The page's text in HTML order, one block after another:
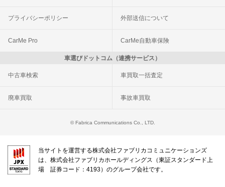
プライバシーポリシー 外部送信について
CarMe Pro CarMe自動車保険
車選びドットコム（連携サービス）
中古車検索 車買取一括査定
廃車買取 事故車買取
© Fabrica Communications Co., LTD.
当サイトを運営する株式会社ファブリカコミュニケーションズ
は、株式会社ファブリカホールディングス（東証スタンダード上
場 証券コード：4193）のグループ会社です。